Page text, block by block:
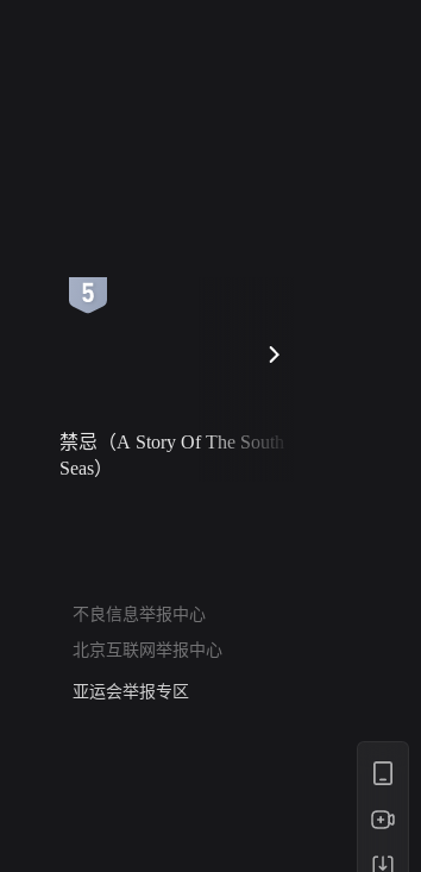
禁忌（A Story Of The South
Seas）
不良信息举报中心
北京互联网举报中心
算法推荐专项举报
亚运会举报专区